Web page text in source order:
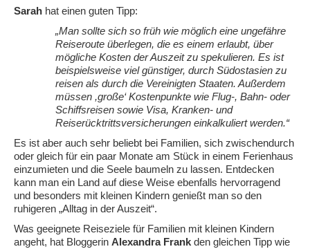
Sarah hat einen guten Tipp:
„Man sollte sich so früh wie möglich eine ungefähre
Reiseroute überlegen, die es einem erlaubt, über
mögliche Kosten der Auszeit zu spekulieren. Es ist
beispielsweise viel günstiger, durch Südostasien zu
reisen als durch die Vereinigten Staaten. Außerdem
müssen ,große‘ Kostenpunkte wie Flug-, Bahn- oder
Schiffsreisen sowie Visa, Kranken- und
Reiserücktrittsversicherungen einkalkuliert werden.“
Es ist aber auch sehr beliebt bei Familien, sich zwischendurch
oder gleich für ein paar Monate am Stück in einem Ferienhaus
einzumieten und die Seele baumeln zu lassen. Entdecken
kann man ein Land auf diese Weise ebenfalls hervorragend
und besonders mit kleinen Kindern genießt man so den
ruhigeren „Alltag in der Auszeit“.
Was geeignete Reiseziele für Familien mit kleinen Kindern
angeht, hat Bloggerin Alexandra Frank den gleichen Tipp wie